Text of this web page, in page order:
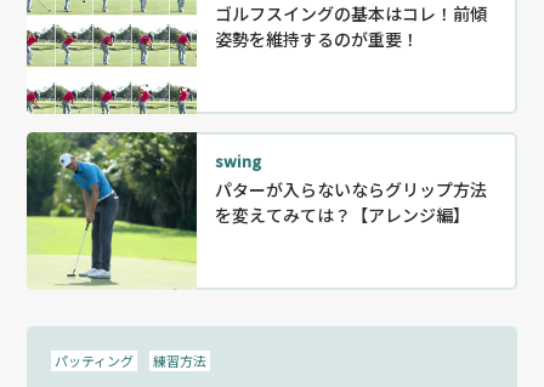
ゴルフスイングの基本はコレ！前傾
姿勢を維持するのが重要！
swing
パターが入らないならグリップ方法
を変えてみては？【アレンジ編】
パッティング 練習方法